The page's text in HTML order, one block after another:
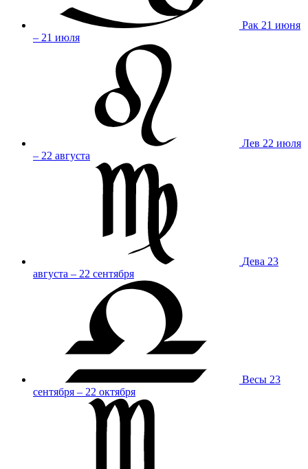
Рак 21 июня
– 21 июля
Лев 22 июля
– 22 августа
Дева 23
августа – 22 сентября
Весы 23
сентября – 22 октября